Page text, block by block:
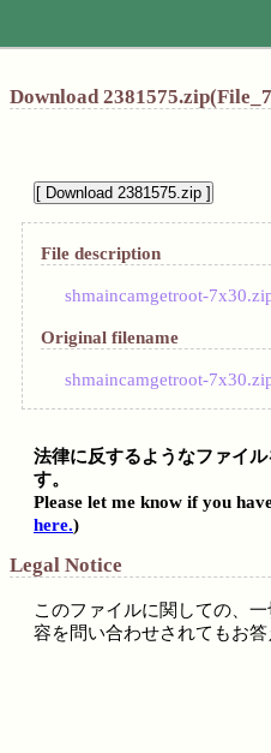
Download
File description
shmaincamgetroot-
Original filename
shmaincamgetroot-
法律に反するようなファイ
す。
Please let me know if you
here.)
Legal Notice
このファイルに関しての、
容を問い合わせされてもお